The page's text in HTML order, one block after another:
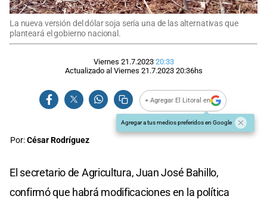
La nueva versión del dólar soja sería una de las alternativas que
planteará el gobierno nacional.
Viernes 21.7.2023 20:33
Actualizado al Viernes 21.7.2023 20:36hs
+ Agregar El Litoral en
Agregar a tus medios preferidos en Google
Por:César Rodríguez
El secretario de Agricultura, Juan José Bahillo,
confirmó que habrá modificaciones en la política